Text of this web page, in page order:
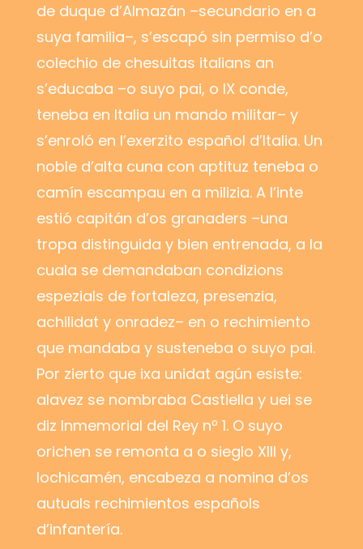
de duque d’Almazán –secundario en a
suya familia–, s’escapó sin permiso d’o
colechio de chesuitas italians an
s’educaba –o suyo pai, o IX conde,
teneba en Italia un mando militar– y
s’enroló en l’exerzito español d’Italia. Un
noble d’alta cuna con aptituz teneba o
camín escampau en a milizia. A l’inte
estió capitán d’os granaders –una
tropa distinguida y bien entrenada, a la
cuala se demandaban condizions
espezials de fortaleza, presenzia,
achilidat y onradez– en o rechimiento
que mandaba y susteneba o suyo pai.
Por zierto que ixa unidat agún esiste:
alavez se nombraba Castiella y uei se
diz Inmemorial del Rey nº 1. O suyo
orichen se remonta a o sieglo XIII y,
lochicamén, encabeza a nomina d’os
autuals rechimientos españols
d’infantería.